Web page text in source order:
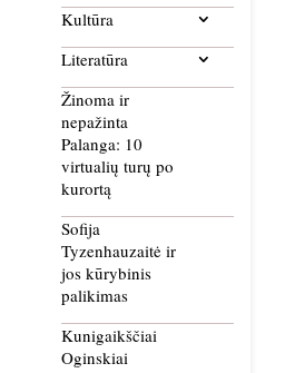
Kultūra
Literatūra
Žinoma ir
nepažinta
Palanga: 10
virtualių turų po
kurortą
Sofija
Tyzenhauzaitė ir
jos kūrybinis
palikimas
Kunigaikščiai
Oginskiai